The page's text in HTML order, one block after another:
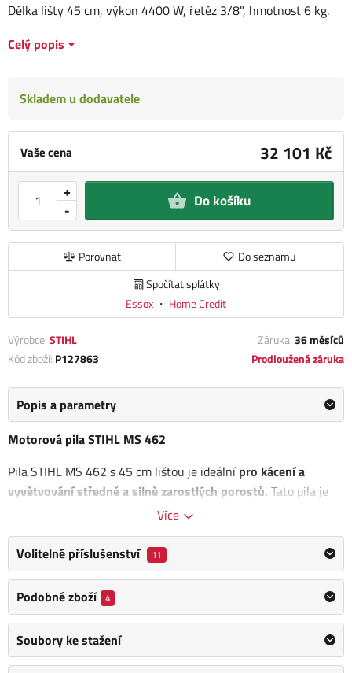
Vaše cena 32 101 Kč
-
+ Do košíku
Porovnat
Do seznamu
Spočítat splátky
Essox ・ Home Credit
Délka lišty 45 cm, výkon 4400 W, řetěz 3/8", hmotnost 6 kg.
Celý popis
Skladem u dodavatele
Výrobce:STIHL Záruka:36 měsíců
Kód zboží: P127863 Prodloužená záruka
Popis a parametry
Motorová pila STIHL MS 462
Pila STIHL MS 462 s 45 cm lištou je ideálnípro kácení a
vyvětvování středně a silně zarostlých porostů. Tato pila je
standardně vybavena vysokokapacitním olejovým čerpadlem s
efektivitu a HD2 filtrem, který poskytuje vynikající filtrační
účinnost.
Dekompresní ventilpři startování snižuje potřebnou tažnou
sílu na startovacím lanku a chrání celý startovací systém
nářadí. Matice krytu řetězky jištěné proti ztrátě.
Více
Volitelné příslušenství 11
Podobné zboží 4
Soubory ke stažení